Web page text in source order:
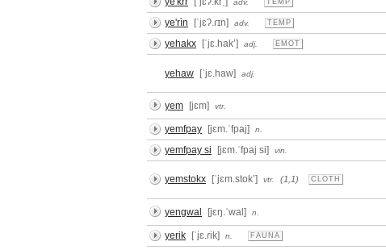
adv. TEMP
ye'rìn
[ˈjɛʔ.ɾɪn] adv. TEMP
yehakx
[ˈjɛ.hakʼ] adj. EMOT
yehaw [ˈjɛ.haw] adj.
yem
[jɛm] vtr.
yemfpay
[jɛm.ˈfpaj] n.
yemfpay si
[jɛm.ˈfpaj si] vin.
yemstokx [ˈjɛm.stokʼ] vtr. (1,1) CLOTH
yengwal
[jɛŋ.ˈwal] n.
yerik
[ˈjɛ.ɾik] n. FAUNA